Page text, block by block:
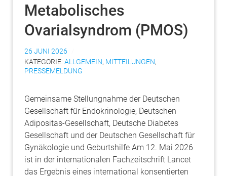
Metabolisches
Ovarialsyndrom (PMOS)
26 JUNI 2026
KATEGORIE: ALLGEMEIN, MITTEILUNGEN,
PRESSEMELDUNG
Gemeinsame Stellungnahme der Deutschen
Gesellschaft für Endokrinologie, Deutschen
Adipositas-Gesellschaft, Deutsche Diabetes
Gesellschaft und der Deutschen Gesellschaft für
Gynäkologie und Geburtshilfe Am 12. Mai 2026
ist in der internationalen Fachzeitschrift Lancet
das Ergebnis eines international konsentierten